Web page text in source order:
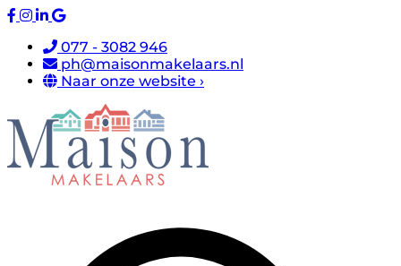
077 - 3082 946
ph@maisonmakelaars.nl
Naar onze website ›